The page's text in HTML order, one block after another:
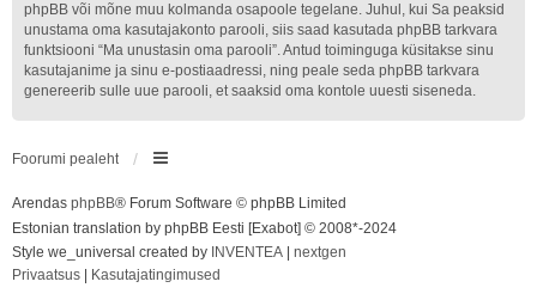
phpBB või mõne muu kolmanda osapoole tegelane. Juhul, kui Sa peaksid
unustama oma kasutajakonto parooli, siis saad kasutada phpBB tarkvara
funktsiooni “Ma unustasin oma parooli”. Antud toiminguga küsitakse sinu
kasutajanime ja sinu e-postiaadressi, ning peale seda phpBB tarkvara
genereerib sulle uue parooli, et saaksid oma kontole uuesti siseneda.
Foorumi pealeht
Arendas phpBB® Forum Software © phpBB Limited
Estonian translation by phpBB Eesti [Exabot] © 2008*-2024
Style we_universal created by INVENTEA
nextgen
Privaatsus
Kasutajatingimused